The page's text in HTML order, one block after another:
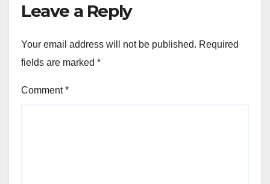
Leave a Reply
Your email address will not be published. Required
fields are marked *
Comment*